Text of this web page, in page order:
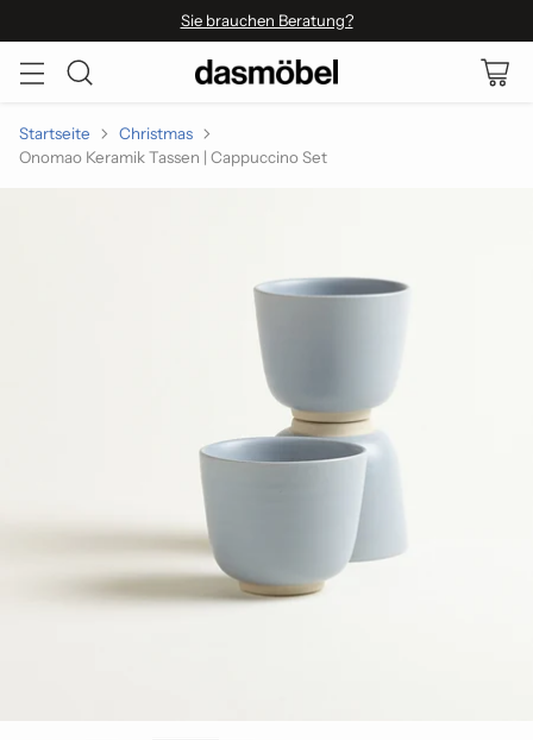
Sie brauchen Beratung?
Startseite
Christmas
Onomao Keramik Tassen | Cappuccino Set